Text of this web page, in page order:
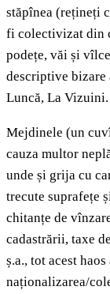
stăpînea (rețineți
fi colectivizat din
podețe, văi și
descriptive bizare
Luncă, La Vizuini.
Mejdinele (un
cauza multor
unde și grija cu
trecute suprafețe
chitanțe de
cadastrării, taxe
ș.a., tot acest
naționalizarea/